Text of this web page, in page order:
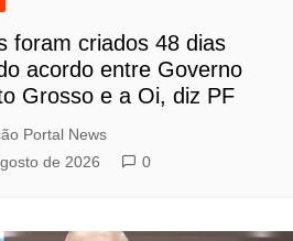
foram criados 48 dias
acordo entre Governo
Grosso e a Oi, diz PF
Portal News
de 2026
0